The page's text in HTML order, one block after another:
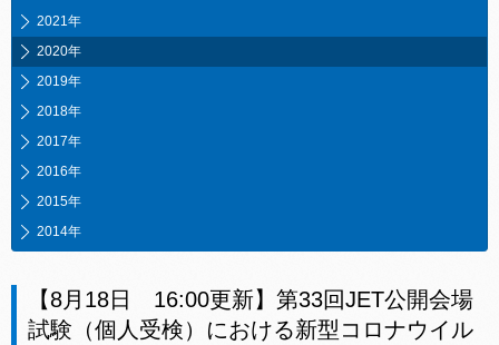
2021年
2020年
2019年
2018年
2017年
2016年
2015年
2014年
【8月18日 16:00更新】第33回JET公開会場
試験（個人受検）における新型コロナウイル